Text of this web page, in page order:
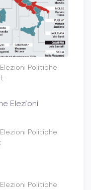
Politiche
Politiche
Politiche